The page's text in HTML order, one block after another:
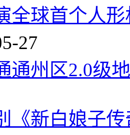
全球首个人
27
通州区2.0级
《新白娘子